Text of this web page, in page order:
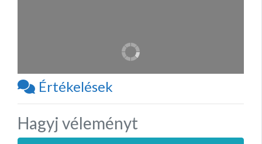
Értékelések
Hagyj véleményt